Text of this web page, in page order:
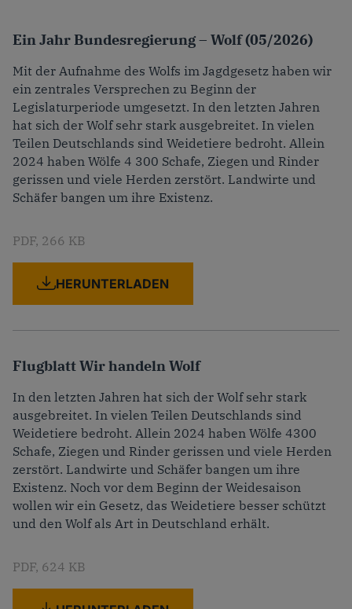
Ein Jahr Bundesregierung – Wolf (05/2026)
Mit der Aufnahme des Wolfs im Jagdgesetz haben wir
ein zentrales Versprechen zu Beginn der
Legislaturperiode umgesetzt. In den letzten Jahren
hat sich der Wolf sehr stark ausgebreitet. In vielen
Teilen Deutschlands sind Weidetiere bedroht. Allein
2024 haben Wölfe 4 300 Schafe, Ziegen und Rinder
gerissen und viele Herden zerstört. Landwirte und
Schäfer bangen um ihre Existenz.
PDF 266 KB
HERUNTERLADEN
Flugblatt Wir handeln Wolf
In den letzten Jahren hat sich der Wolf sehr stark
ausgebreitet. In vielen Teilen Deutschlands sind
Weidetiere bedroht. Allein 2024 haben Wölfe 4300
Schafe, Ziegen und Rinder gerissen und viele Herden
zerstört. Landwirte und Schäfer bangen um ihre
Existenz. Noch vor dem Beginn der Weidesaison
wollen wir ein Gesetz, das Weidetiere besser schützt
und den Wolf als Art in Deutschland erhält.
PDF 624 KB